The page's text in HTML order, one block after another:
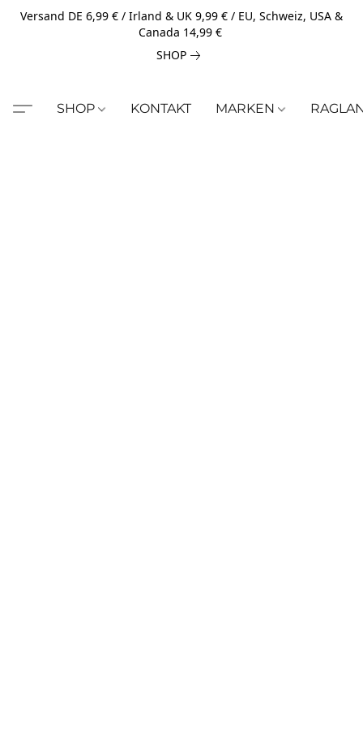
Versand DE 6,99 € / Irland & UK 9,99 € / EU, Schweiz, USA &
Canada 14,99 €
SHOP
SHOP KONTAKT MARKEN